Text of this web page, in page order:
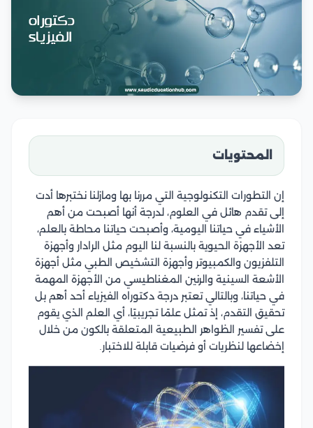
المحتويات
إن التطورات التكنولوجية التي مررنا بها ومازلنا نختبرها أدت
إلى تقدم هائل في العلوم، لدرجة أنها أصبحت من أهم
الأشياء في حياتنا اليومية، وأصبحت حياتنا محاطة بالعلم،
تعد الأجهزة الحيوية بالنسبة لنا اليوم مثل الرادار وأجهزة
التلفزيون والكمبيوتر وأجهزة التشخيص الطبي مثل أجهزة
الأشعة السينية والرنين المغناطيسي من الأجهزة المهمة
في حياتنا، وبالتالي تعتبر درجة دكتوراه الفيزياء أحد أهم بل
تحقيق التقدم، إذ تمثل علمًا تجريبيًا، أي العلم الذي يقوم
على تفسير الظواهر الطبيعية المتعلقة بالكون من خلال
إخضاعها لنظريات أو فرضيات قابلة للاختبار.